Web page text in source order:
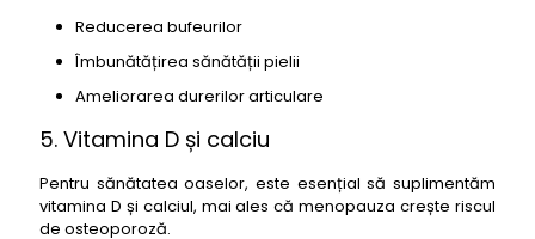
Reducerea bufeurilor
Îmbunătățirea sănătății pielii
Ameliorarea durerilor articulare
5. Vitamina D și calciu
Pentru sănătatea oaselor, este esențial să suplimentăm
vitamina D și calciul, mai ales că menopauza crește riscul
de osteoporoză.